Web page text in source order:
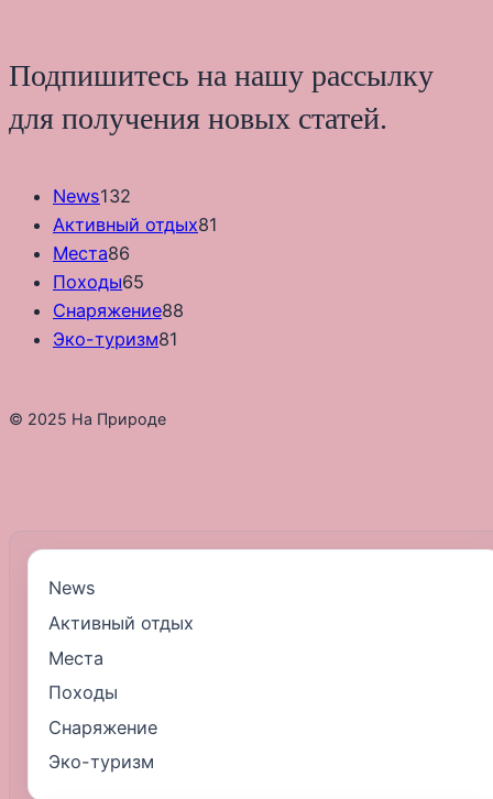
Подпишитесь на нашу рассылку
для получения новых статей.
News132
Активный отдых81
Места86
Походы65
Снаряжение88
Эко-туризм81
© 2025 На Природе
News
Активный отдых
Места
Походы
Снаряжение
Эко-туризм